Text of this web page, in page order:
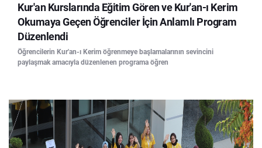
Kur'an Kurslarında Eğitim Gören ve Kur'an-ı Kerim
Okumaya Geçen Öğrenciler İçin Anlamlı Program
Düzenlendi
Öğrencilerin Kur'an-ı Kerim öğrenmeye başlamalarının sevincini
paylaşmak amacıyla düzenlenen programa öğren